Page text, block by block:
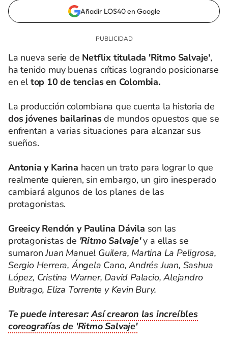
Añadir LOS40 en Google
La nueva serie de Netflix titulada 'Ritmo Salvaje',
ha tenido muy buenas críticas logrando posicionarse
en eltop 10 de tencias en Colombia.
La producción colombiana que cuenta la historia de
dos jóvenes bailarinasde mundos opuestos que se
enfrentan a varias situaciones para alcanzar sus
sueños.
Antonia y Karina hacen un trato para lograr lo que
realmente quieren, sin embargo, un giro inesperado
cambiará algunos de los planes de las
protagonistas.
Greeicy Rendón y Paulina Dávila son las
protagonistas de 'Ritmo Salvaje'y a ellas se
sumaronJuan Manuel Guilera, Martina La Peligrosa,
Sergio Herrera, Ángela Cano, Andrés Juan, Sashua
López, Cristina Warner, David Palacio, Alejandro
Buitrago, Eliza Torrente y Kevin Bury.
Te puede interesar:Así crearon las increíbles
coreografías de 'Ritmo Salvaje'